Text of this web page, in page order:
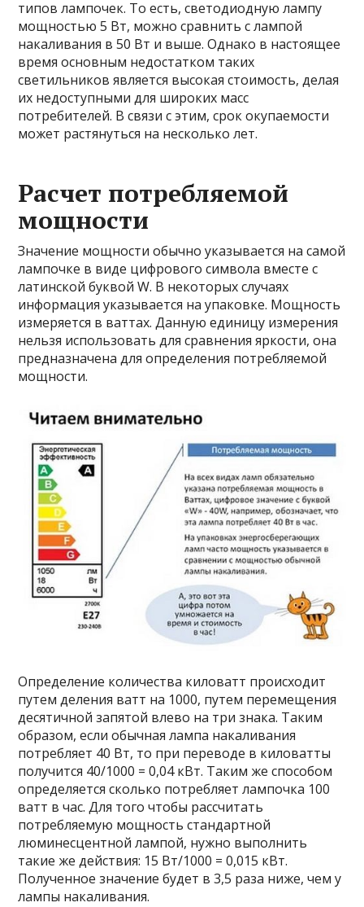
типов лампочек. То есть, светодиодную лампу
мощностью 5 Вт, можно сравнить с лампой
накаливания в 50 Вт и выше. Однако в настоящее
время основным недостатком таких
светильников является высокая стоимость, делая
их недоступными для широких масс
потребителей. В связи с этим, срок окупаемости
может растянуться на несколько лет.
Расчет потребляемой
мощности
Значение мощности обычно указывается на самой
лампочке в виде цифрового символа вместе с
латинской буквой W. В некоторых случаях
информация указывается на упаковке. Мощность
измеряется в ваттах. Данную единицу измерения
нельзя использовать для сравнения яркости, она
предназначена для определения потребляемой
мощности.
Определение количества киловатт происходит
путем деления ватт на 1000, путем перемещения
десятичной запятой влево на три знака. Таким
образом, если обычная лампа накаливания
потребляет 40 Вт, то при переводе в киловатты
получится 40/1000 = 0,04 кВт. Таким же способом
определяется сколько потребляет лампочка 100
ватт в час. Для того чтобы рассчитать
потребляемую мощность стандартной
люминесцентной лампой, нужно выполнить
такие же действия: 15 Вт/1000 = 0,015 кВт.
Полученное значение будет в 3,5 раза ниже, чем у
лампы накаливания.